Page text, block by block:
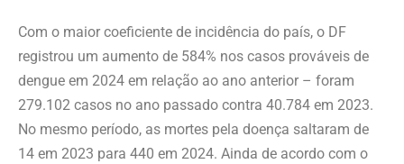
Com o maior coeficiente de incidência do país, o DF
registrou um aumento de 584% nos casos prováveis de
dengue em 2024 em relação ao ano anterior – foram
279.102 casos no ano passado contra 40.784 em 2023.
No mesmo período, as mortes pela doença saltaram de
14 em 2023 para 440 em 2024. Ainda de acordo com o